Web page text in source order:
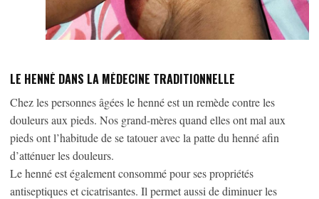
LE HENNÉ DANS LA MÉDECINE TRADITIONNELLE
Chez les personnes âgées le henné est un remède contre les
douleurs aux pieds. Nos grand-mères quand elles ont mal aux
pieds ont l’habitude de se tatouer avec la patte du henné afin
d’atténuer les douleurs.
Le henné est également consommé pour ses propriétés
antiseptiques et cicatrisantes. Il permet aussi de diminuer les